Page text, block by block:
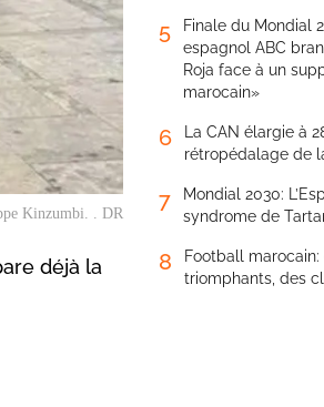
Kinzumbi. . DR
déjà la
5
Finale du Mondial
espagnol ABC
Roja face à un
marocain»
6
La CAN élargie à
rétropédalage de
7
Mondial 2030:
syndrome de
8
Football marocain:
triomphants, des